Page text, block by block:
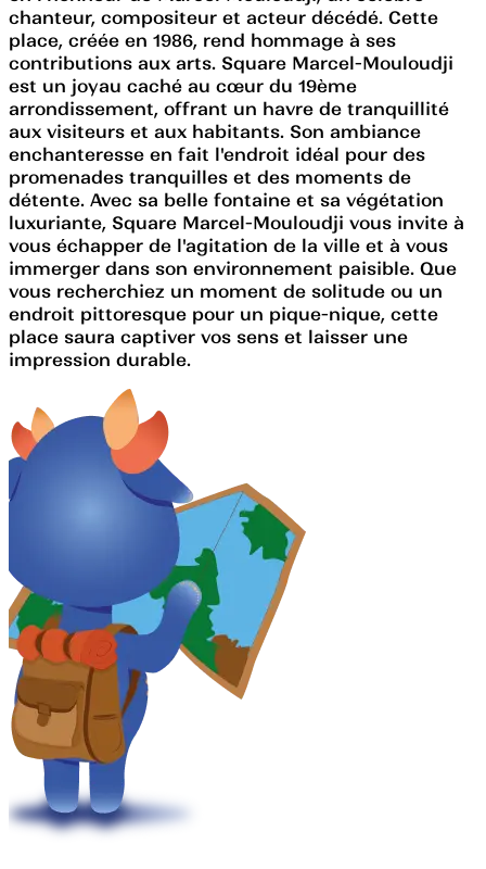
chanteur, compositeur et acteur décédé. Cette
place, créée en 1986, rend hommage à ses
contributions aux arts. Square Marcel-Mouloudji
est un joyau caché au cœur du 19ème
arrondissement, offrant un havre de tranquillité
aux visiteurs et aux habitants. Son ambiance
enchanteresse en fait l'endroit idéal pour des
promenades tranquilles et des moments de
détente. Avec sa belle fontaine et sa végétation
luxuriante, Square Marcel-Mouloudji vous invite à
vous échapper de l'agitation de la ville et à vous
immerger dans son environnement paisible. Que
vous recherchiez un moment de solitude ou un
endroit pittoresque pour un pique-nique, cette
place saura captiver vos sens et laisser une
impression durable.